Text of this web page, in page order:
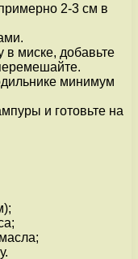
2-3 см в
в миске, добавьте
минимум
и готовьте на